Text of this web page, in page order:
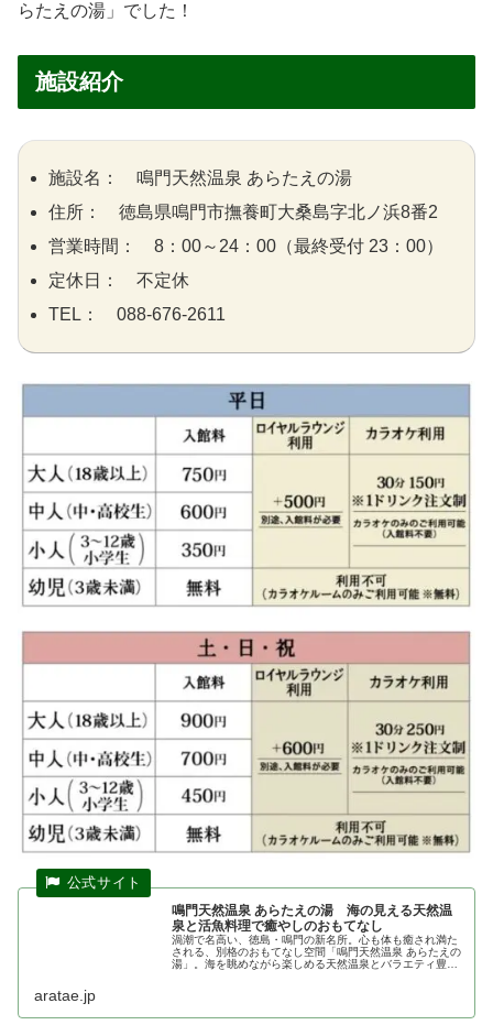
らたえの湯」でした！
施設紹介
施設名： 鳴門天然温泉 あらたえの湯
住所： 徳島県鳴門市撫養町大桑島字北ノ浜8番2
営業時間： 8：00～24：00（最終受付 23：00）
定休日： 不定休
TEL： 088-676-2611
鳴門天然温泉 あらたえの湯 海の見える天然温
泉と活魚料理で癒やしのおもてなし
渦潮で名高い、徳島・鳴門の新名所。心も体も癒され満た
される、別格のおもてなし空間「鳴門天然温泉 あらたえの
湯」。海を眺めながら楽しめる天然温泉とバラエティ豊か
aratae.jp